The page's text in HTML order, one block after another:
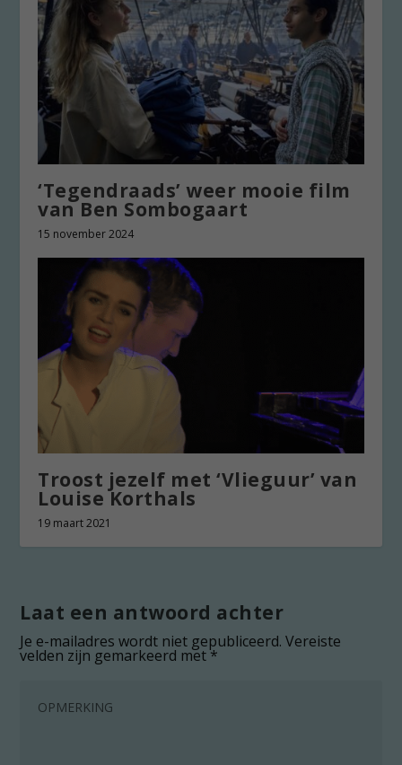
‘Tegendraads’ weer mooie film
van Ben Sombogaart
15 november 2024
Troost jezelf met ‘Vlieguur’ van
Louise Korthals
19 maart 2021
Laat een antwoord achter
Je e-mailadres wordt niet gepubliceerd. Vereiste
velden zijn gemarkeerd met*